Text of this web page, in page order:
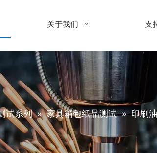
关于我们 支
试系列 » 家具箱包纸品测试 » 印刷